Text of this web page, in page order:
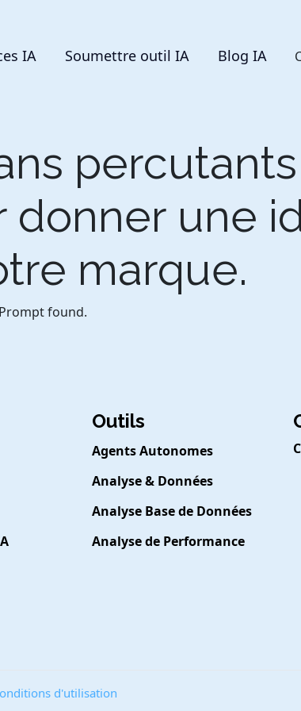
IA Soumettre outil IA Blog IA
donner une
marque.
found.
Outils
Agents Autonomes
Analyse & Données
Analyse Base de Données
Analyse de Performance
d'utilisation